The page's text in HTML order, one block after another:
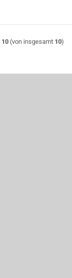
10 (von insgesamt 10)